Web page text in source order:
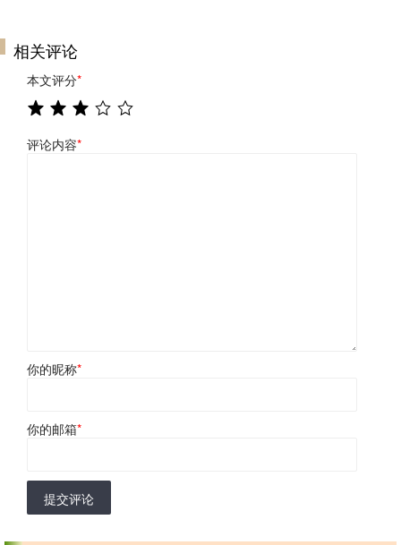
相关评论
本文评分*
评论内容*
你的昵称*
你的邮箱*
提交评论